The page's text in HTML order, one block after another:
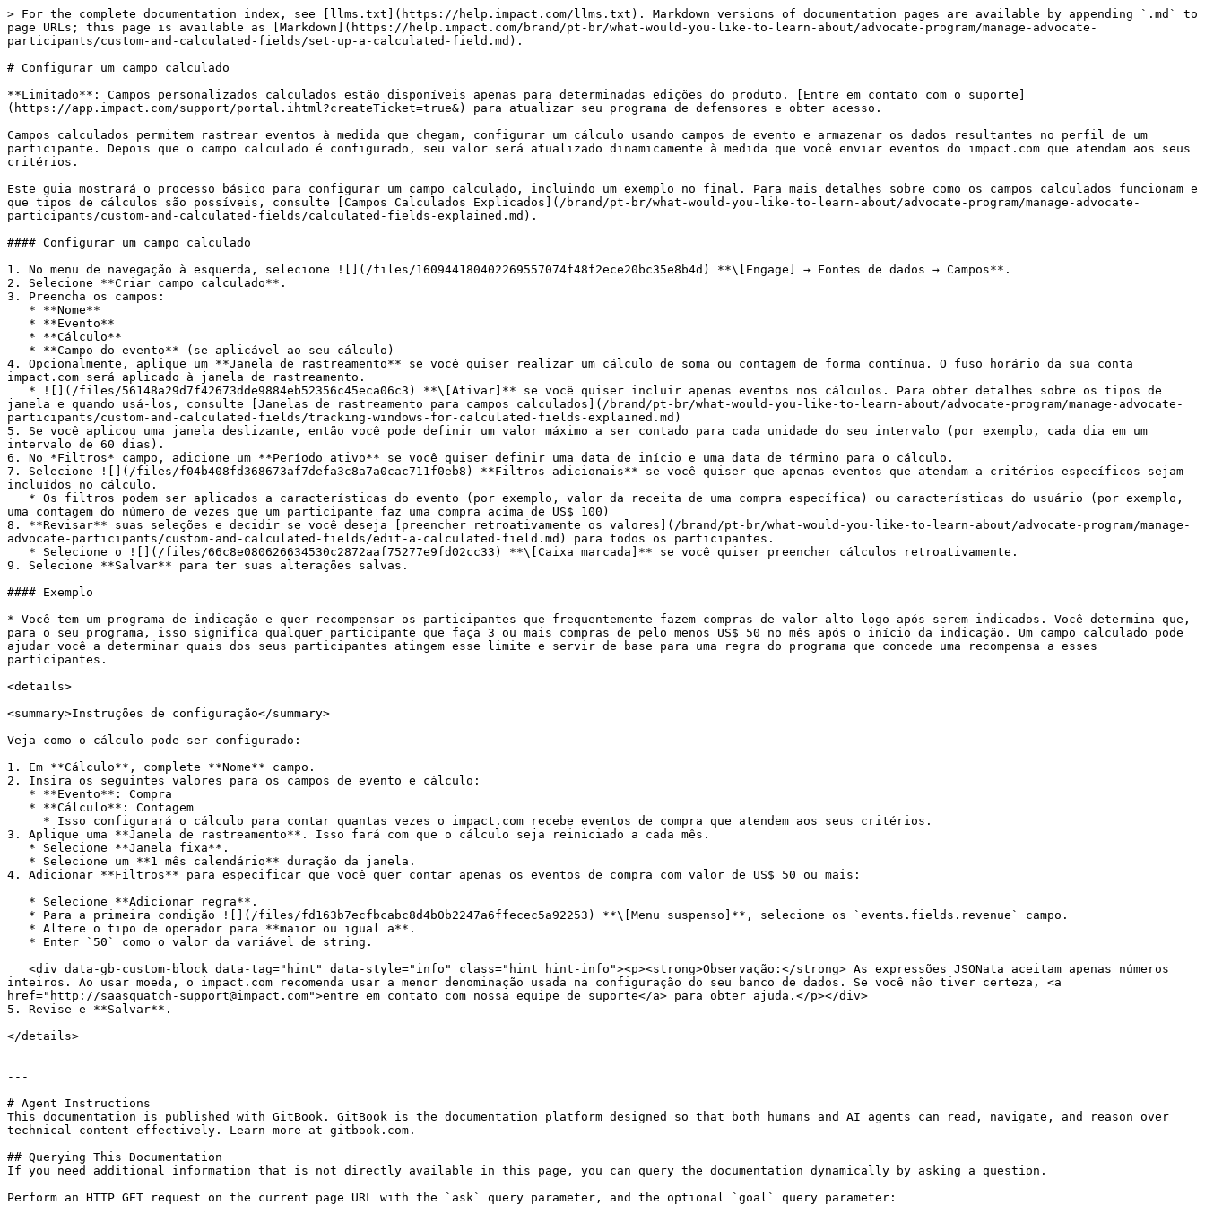
> For the complete documentation index, see [llms.txt](https://help.impact.com/llms.txt). Markdown versions of documentation pages are available by appending `.md` to
page URLs; this page is available as [Markdown](https://help.impact.com/brand/pt-br/what-would-you-like-to-learn-about/advocate-program/manage-advocate-
participants/custom-and-calculated-fields/set-up-a-calculated-field.md).
# Configurar um campo calculado
**Limitado**: Campos personalizados calculados estão disponíveis apenas para determinadas edições do produto. [Entre em contato com o suporte]
(https://app.impact.com/support/portal.ihtml?createTicket=true&) para atualizar seu programa de defensores e obter acesso.
Campos calculados permitem rastrear eventos à medida que chegam, configurar um cálculo usando campos de evento e armazenar os dados resultantes no perfil de um
participante. Depois que o campo calculado é configurado, seu valor será atualizado dinamicamente à medida que você enviar eventos do impact.com que atendam aos seus
critérios.
Este guia mostrará o processo básico para configurar um campo calculado, incluindo um exemplo no final. Para mais detalhes sobre como os campos calculados funcionam e
que tipos de cálculos são possíveis, consulte [Campos Calculados Explicados](/brand/pt-br/what-would-you-like-to-learn-about/advocate-program/manage-advocate-
participants/custom-and-calculated-fields/calculated-fields-explained.md).
#### Configurar um campo calculado
1. No menu de navegação à esquerda, selecione ![](/files/160944180402269557074f48f2ece20bc35e8b4d) **\[Engage] → Fontes de dados → Campos**.
2. Selecione **Criar campo calculado**.
3. Preencha os campos:
4. Opcionalmente, aplique um **Janela de rastreamento** se você quiser realizar um cálculo de soma ou contagem de forma contínua. O fuso horário da sua conta
impact.com será aplicado à janela de rastreamento.
janela e quando usá-los, consulte [Janelas de rastreamento para campos calculados](/brand/pt-br/what-would-you-like-to-learn-about/advocate-program/manage-advocate-
participants/custom-and-calculated-fields/tracking-windows-for-calculated-fields-explained.md)
5. Se você aplicou uma janela deslizante, então você pode definir um valor máximo a ser contado para cada unidade do seu intervalo (por exemplo, cada dia em um
intervalo de 60 dias).
6. No *Filtros* campo, adicione um **Período ativo** se você quiser definir uma data de início e uma data de término para o cálculo.
7. Selecione ![](/files/f04b408fd368673af7defa3c8a7a0cac711f0eb8) **Filtros adicionais** se você quiser que apenas eventos que atendam a critérios específicos sejam
incluídos no cálculo.
uma contagem do número de vezes que um participante faz uma compra acima de US$ 100)
8. **Revisar** suas seleções e decidir se você deseja [preencher retroativamente os valores](/brand/pt-br/what-would-you-like-to-learn-about/advocate-program/manage-
advocate-participants/custom-and-calculated-fields/edit-a-calculated-field.md) para todos os participantes.
9. Selecione **Salvar** para ter suas alterações salvas.
#### Exemplo
* Você tem um programa de indicação e quer recompensar os participantes que frequentemente fazem compras de valor alto logo após serem indicados. Você determina que,
para o seu programa, isso significa qualquer participante que faça 3 ou mais compras de pelo menos US$ 50 no mês após o início da indicação. Um campo calculado pode
ajudar você a determinar quais dos seus participantes atingem esse limite e servir de base para uma regra do programa que concede uma recompensa a esses
participantes.
<details>
<summary>Instruções de configuração</summary>
Veja como o cálculo pode ser configurado:
1. Em **Cálculo**, complete **Nome** campo.
2. Insira os seguintes valores para os campos de evento e cálculo:
3. Aplique uma **Janela de rastreamento**. Isso fará com que o cálculo seja reiniciado a cada mês.
4. Adicionar **Filtros** para especificar que você quer contar apenas os eventos de compra com valor de US$ 50 ou mais:
inteiros. Ao usar moeda, o impact.com recomenda usar a menor denominação usada na configuração do seu banco de dados. Se você não tiver certeza, <a
href="http://saasquatch-support@impact.com">entre em contato com nossa equipe de suporte</a> para obter ajuda.</p></div>
5. Revise e **Salvar**.
</details>
---
# Agent Instructions
This documentation is published with GitBook. GitBook is the documentation platform designed so that both humans and AI agents can read, navigate, and reason over
technical content effectively. Learn more at gitbook.com.
## Querying This Documentation
If you need additional information that is not directly available in this page, you can query the documentation dynamically by asking a question.
Perform an HTTP GET request on the current page URL with the `ask` query parameter, and the optional `goal` query parameter: